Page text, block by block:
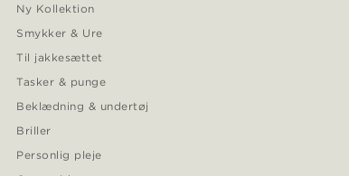
Ny Kollektion
Smykker & Ure
Til jakkesættet
Tasker & punge
Beklædning & undertøj
Briller
Personlig pleje